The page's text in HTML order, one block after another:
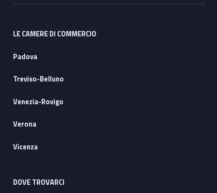
LE CAMERE DI COMMERCIO
Padova
Treviso-Belluno
Venezia-Rovigo
Verona
Vicenza
DOVE TROVARCI